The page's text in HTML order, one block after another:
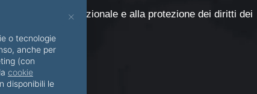
passaggio generazionale e alla protezione dei diritti dei
abili.
×
o tecnologie
anche per
(con
cookie
disponibili le